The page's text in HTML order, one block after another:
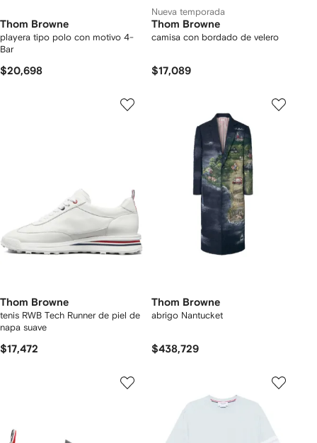
Thom Browne
playera tipo polo con motivo 4-
Bar
$20,698
Nueva temporada
Thom Browne
camisa con bordado de velero
$17,089
Thom Browne
tenis RWB Tech Runner de piel de
napa suave
$17,472
Thom Browne
abrigo Nantucket
$438,729